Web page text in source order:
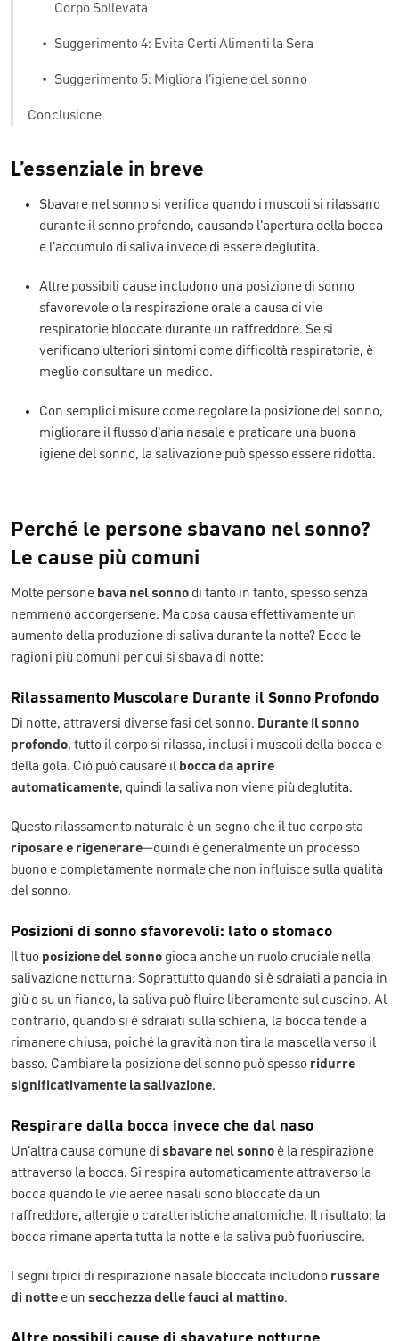
Corpo Sollevata
• Suggerimento 4: Evita Certi Alimenti la Sera
• Suggerimento 5: Migliora l'igiene del sonno
Conclusione
L’essenziale in breve
Sbavare nel sonno si verifica quando i muscoli si rilassano
durante il sonno profondo, causando l'apertura della bocca
e l'accumulo di saliva invece di essere deglutita.
Altre possibili cause includono una posizione di sonno
sfavorevole o la respirazione orale a causa di vie
respiratorie bloccate durante un raffreddore. Se si
verificano ulteriori sintomi come difficoltà respiratorie, è
meglio consultare un medico.
Con semplici misure come regolare la posizione del sonno,
migliorare il flusso d'aria nasale e praticare una buona
igiene del sonno, la salivazione può spesso essere ridotta.
Perché le persone sbavano nel sonno?
Le cause più comuni
Molte persone bava nel sonno di tanto in tanto, spesso senza
nemmeno accorgersene. Ma cosa causa effettivamente un
aumento della produzione di saliva durante la notte? Ecco le
ragioni più comuni per cui si sbava di notte:
Rilassamento Muscolare Durante il Sonno Profondo
Di notte, attraversi diverse fasi del sonno. Durante il sonno
profondo, tutto il corpo si rilassa, inclusi i muscoli della bocca e
della gola. Ciò può causare il bocca da aprire
automaticamente, quindi la saliva non viene più deglutita.
Questo rilassamento naturale è un segno che il tuo corpo sta
riposare e rigenerare—quindi è generalmente un processo
buono e completamente normale che non influisce sulla qualità
del sonno.
Posizioni di sonno sfavorevoli: lato o stomaco
Il tuo posizione del sonno gioca anche un ruolo cruciale nella
salivazione notturna. Soprattutto quando si è sdraiati a pancia in
giù o su un fianco, la saliva può fluire liberamente sul cuscino. Al
contrario, quando si è sdraiati sulla schiena, la bocca tende a
rimanere chiusa, poiché la gravità non tira la mascella verso il
basso. Cambiare la posizione del sonno può spesso ridurre
significativamente la salivazione.
Respirare dalla bocca invece che dal naso
Un'altra causa comune di sbavare nel sonno è la respirazione
attraverso la bocca. Si respira automaticamente attraverso la
bocca quando le vie aeree nasali sono bloccate da un
raffreddore, allergie o caratteristiche anatomiche. Il risultato: la
bocca rimane aperta tutta la notte e la saliva può fuoriuscire.
I segni tipici di respirazione nasale bloccata includono russare
di notte e un secchezza delle fauci al mattino.